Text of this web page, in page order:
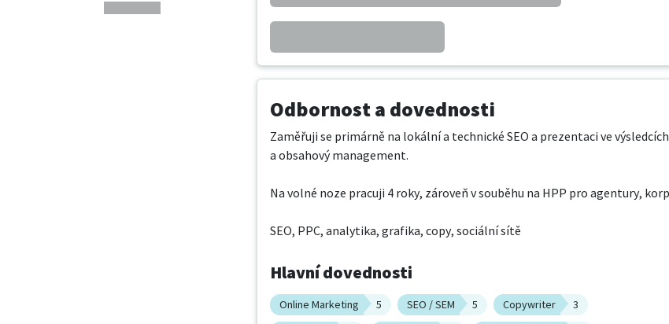
Odbornost a dovednosti
Zaměřuji se primárně na lokální a technické SEO a prezentaci ve
a obsahový management.
Na volné noze pracuji 4 roky, zároveň v souběhu na HPP pro agentury,
SEO, PPC, analytika, grafika, copy, sociální sítě
Hlavní dovednosti
Online Marketing 5 SEO / SEM 5 Copywriter
3